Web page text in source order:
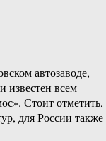
автозаводе,
известен всем
Стоит отметить,
для России также